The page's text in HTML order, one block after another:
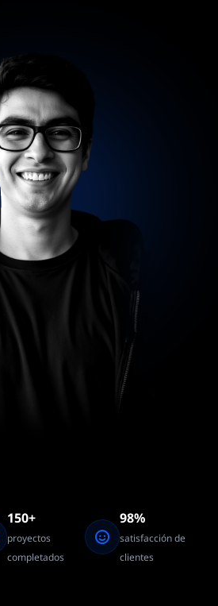
150+
proyectos
completados
98%
satisfacción de
clientes